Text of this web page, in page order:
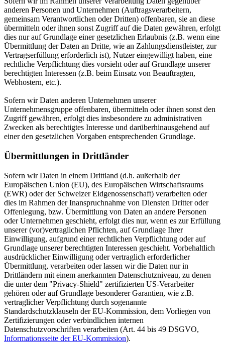
anderen Personen und Unternehmen (Auftragsverarbeitern,
gemeinsam Verantwortlichen oder Dritten) offenbaren, sie an diese
übermitteln oder ihnen sonst Zugriff auf die Daten gewähren, erfolgt
dies nur auf Grundlage einer gesetzlichen Erlaubnis (z.B. wenn eine
Übermittlung der Daten an Dritte, wie an Zahlungsdienstleister, zur
Vertragserfüllung erforderlich ist), Nutzer eingewilligt haben, eine
rechtliche Verpflichtung dies vorsieht oder auf Grundlage unserer
berechtigten Interessen (z.B. beim Einsatz von Beauftragten,
Webhostern, etc.).
Sofern wir Daten anderen Unternehmen unserer
Unternehmensgruppe offenbaren, übermitteln oder ihnen sonst den
Zugriff gewähren, erfolgt dies insbesondere zu administrativen
Zwecken als berechtigtes Interesse und darüberhinausgehend auf
einer den gesetzlichen Vorgaben entsprechenden Grundlage.
Übermittlungen in Drittländer
Sofern wir Daten in einem Drittland (d.h. außerhalb der
Europäischen Union (EU), des Europäischen Wirtschaftsraums
(EWR) oder der Schweizer Eidgenossenschaft) verarbeiten oder
dies im Rahmen der Inanspruchnahme von Diensten Dritter oder
Offenlegung, bzw. Übermittlung von Daten an andere Personen
oder Unternehmen geschieht, erfolgt dies nur, wenn es zur Erfüllung
unserer (vor)vertraglichen Pflichten, auf Grundlage Ihrer
Einwilligung, aufgrund einer rechtlichen Verpflichtung oder auf
Grundlage unserer berechtigten Interessen geschieht. Vorbehaltlich
ausdrücklicher Einwilligung oder vertraglich erforderlicher
Übermittlung, verarbeiten oder lassen wir die Daten nur in
Drittländern mit einem anerkannten Datenschutzniveau, zu denen
die unter dem "Privacy-Shield" zertifizierten US-Verarbeiter
gehören oder auf Grundlage besonderer Garantien, wie z.B.
vertraglicher Verpflichtung durch sogenannte
Standardschutzklauseln der EU-Kommission, dem Vorliegen von
Zertifizierungen oder verbindlichen internen
Datenschutzvorschriften verarbeiten (Art. 44 bis 49 DSGVO,
Informationsseite der EU-Kommission).